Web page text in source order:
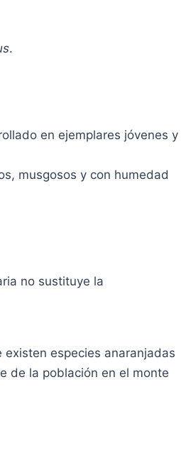
.
en ejemplares jóvenes y
musgosos y con humedad
no sustituye la
especies anaranjadas
de la población en el monte